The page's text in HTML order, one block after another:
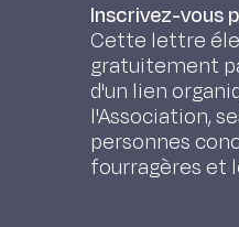
Inscrivez-vous
Cette lettre
gratuitement
d'un lien
l'Association,
personnes
fourragères et